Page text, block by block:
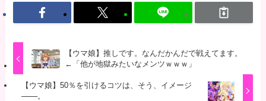
【ウマ娘】推しです。なんだかんだで戦えてます。
←「他が地獄みたいなメンツｗｗｗ」
【ウマ娘】50％を引けるコツは、そう、イメージ
───。